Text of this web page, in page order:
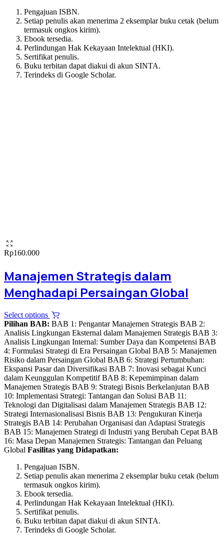
Pengajuan ISBN.
Setiap penulis akan menerima 2 eksemplar buku cetak (belum
termasuk ongkos kirim).
Ebook tersedia.
Perlindungan Hak Kekayaan Intelektual (HKI).
Sertifikat penulis.
Buku terbitan dapat diakui di akun SINTA.
Terindeks di Google Scholar.
Rp160.000
Manajemen Strategis dalam
Menghadapi Persaingan Global
Select options
product
has
multiple
variants.
The
options
may
be
chosen
on
the
product
page
Pilihan BAB: BAB 1: Pengantar Manajemen Strategis BAB 2:
Analisis Lingkungan Eksternal dalam Manajemen Strategis BAB 3:
Analisis Lingkungan Internal: Sumber Daya dan Kompetensi BAB
4: Formulasi Strategi di Era Persaingan Global BAB 5: Manajemen
Risiko dalam Persaingan Global BAB 6: Strategi Pertumbuhan:
Ekspansi Pasar dan Diversifikasi BAB 7: Inovasi sebagai Kunci
dalam Keunggulan Kompetitif BAB 8: Kepemimpinan dalam
Manajemen Strategis BAB 9: Strategi Bisnis Berkelanjutan BAB
10: Implementasi Strategi: Tantangan dan Solusi BAB 11:
Teknologi dan Digitalisasi dalam Manajemen Strategis BAB 12:
Strategi Internasionalisasi Bisnis BAB 13: Pengukuran Kinerja
Strategis BAB 14: Perubahan Organisasi dan Adaptasi Strategis
BAB 15: Manajemen Strategi di Industri yang Berubah Cepat BAB
16: Masa Depan Manajemen Strategis: Tantangan dan Peluang
Global Fasilitas yang Didapatkan:
Pengajuan ISBN.
Setiap penulis akan menerima 2 eksemplar buku cetak (belum
termasuk ongkos kirim).
Ebook tersedia.
Perlindungan Hak Kekayaan Intelektual (HKI).
Sertifikat penulis.
Buku terbitan dapat diakui di akun SINTA.
Terindeks di Google Scholar.